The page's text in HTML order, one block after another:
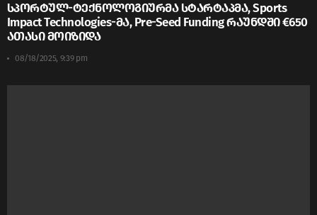
სპორტულ-ტექნოლოგიურმა სტარტაპმა, Sports
Impact Technologies-მა, Pre-Seed Funding რაუნდში €650
ათასი მოიზიდა
08/18/2025, 9:39 pm